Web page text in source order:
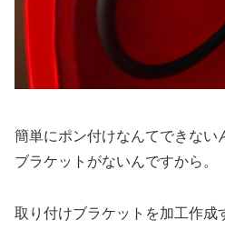
簡単にポン付けなんてできない
ブラケットがないんですから。
取り付けブラケットを加工作成